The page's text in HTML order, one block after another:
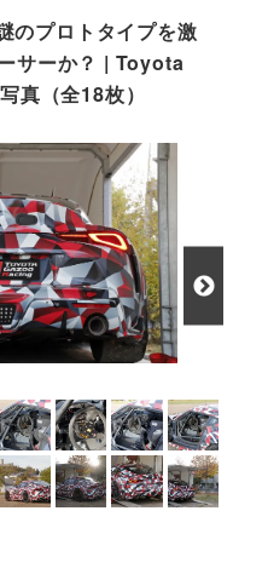
のプロトタイプを激
サーか？ | Toyota
真（全18枚）